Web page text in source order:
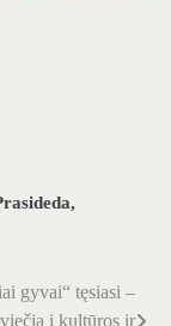
,
gyvai“ tęsiasi –
į kultūros ir